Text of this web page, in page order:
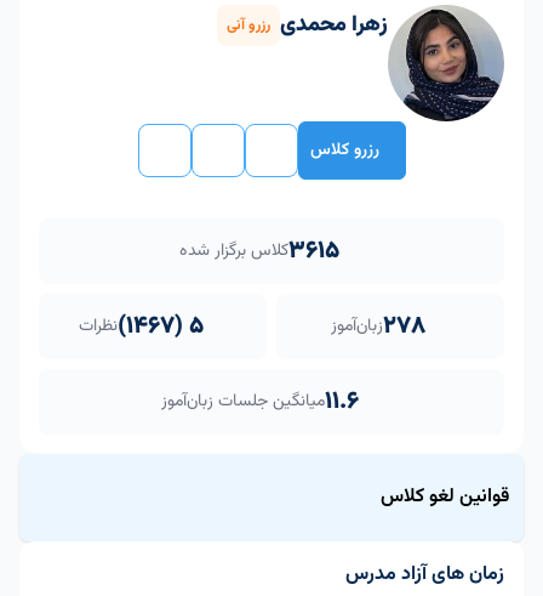
زهرا محمدی رزرو آنی
رزرو کلاس
3615کلاس برگزار شده
278زبان‌آموز 5 (1467) نظرات
11.6میانگین جلسات زبان‌آموز
قوانین لغو کلاس
قاعده لغو کلاس برای این مدرس منعطف است.
زمان های آزاد مدرس